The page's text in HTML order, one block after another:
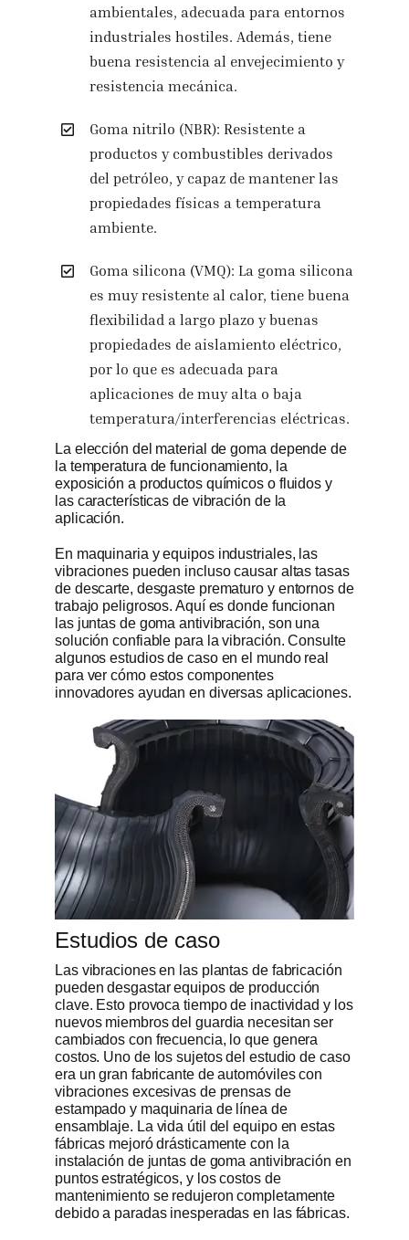
ambientales, adecuada para entornos
industriales hostiles. Además, tiene
buena resistencia al envejecimiento y
resistencia mecánica.
Goma nitrilo (NBR): Resistente a
productos y combustibles derivados
del petróleo, y capaz de mantener las
propiedades físicas a temperatura
ambiente.
Goma silicona (VMQ): La goma silicona
es muy resistente al calor, tiene buena
flexibilidad a largo plazo y buenas
propiedades de aislamiento eléctrico,
por lo que es adecuada para
aplicaciones de muy alta o baja
temperatura/interferencias eléctricas.
La elección del material de goma depende de
la temperatura de funcionamiento, la
exposición a productos químicos o fluidos y
las características de vibración de la
aplicación.
En maquinaria y equipos industriales, las
vibraciones pueden incluso causar altas tasas
de descarte, desgaste prematuro y entornos de
trabajo peligrosos. Aquí es donde funcionan
las juntas de goma antivibración, son una
solución confiable para la vibración. Consulte
algunos estudios de caso en el mundo real
para ver cómo estos componentes
innovadores ayudan en diversas aplicaciones.
Estudios de caso
Las vibraciones en las plantas de fabricación
pueden desgastar equipos de producción
clave. Esto provoca tiempo de inactividad y los
nuevos miembros del guardia necesitan ser
cambiados con frecuencia, lo que genera
costos. Uno de los sujetos del estudio de caso
era un gran fabricante de automóviles con
vibraciones excesivas de prensas de
estampado y maquinaria de línea de
ensamblaje. La vida útil del equipo en estas
fábricas mejoró drásticamente con la
instalación de juntas de goma antivibración en
puntos estratégicos, y los costos de
mantenimiento se redujeron completamente
debido a paradas inesperadas en las fábricas.